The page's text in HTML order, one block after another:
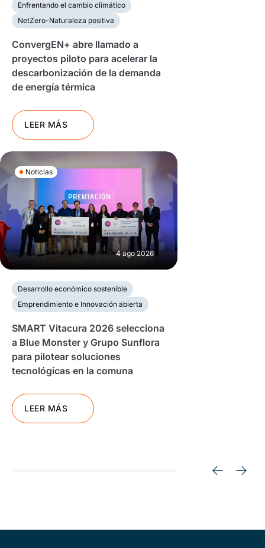
Enfrentando el cambio climático
NetZero-Naturaleza positiva
ConvergEN+ abre llamado a
proyectos piloto para acelerar la
descarbonización de la demanda
de energía térmica
LEER MÁS
Noticias
4 ago 2026
Desarrollo económico sostenible
Emprendimiento e Innovación abierta
SMART Vitacura 2026 selecciona
a Blue Monster y Grupo Sunflora
para pilotear soluciones
tecnológicas en la comuna
LEER MÁS